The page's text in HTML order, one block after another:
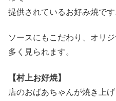
提供されているお好み焼です
ソースにもこだわり、オリ
多く見られます。
【村上お好焼】
店のおばあちゃんが焼き上